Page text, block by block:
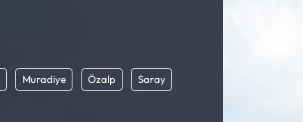
Muradiye Özalp Saray